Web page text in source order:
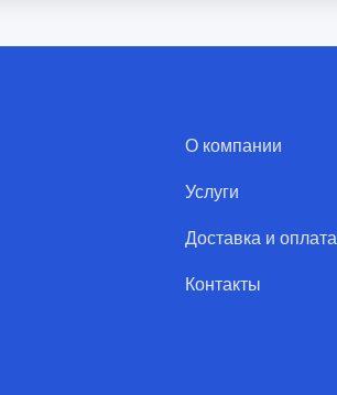
О компании
Услуги
Доставка и оплата
Контакты